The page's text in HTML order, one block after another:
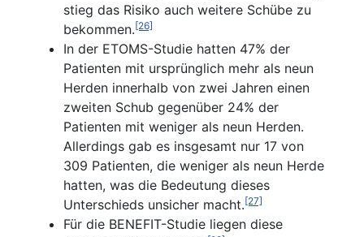
stieg das Risiko auch weitere Schübe zu
bekommen.[26]
In der ETOMS-Studie hatten 47% der
Patienten mit ursprünglich mehr als neun
Herden innerhalb von zwei Jahren einen
zweiten Schub gegenüber 24% der
Patienten mit weniger als neun Herden.
Allerdings gab es insgesamt nur 17 von
309 Patienten, die weniger als neun Herde
hatten, was die Bedeutung dieses
Unterschieds unsicher macht.[27]
Für die BENEFIT-Studie liegen diese